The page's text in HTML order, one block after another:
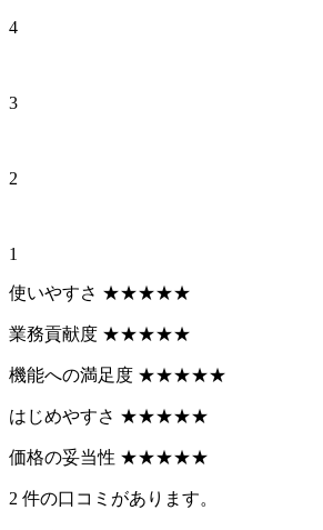
4
3
2
1
使いやすさ ★★★★★
業務貢献度 ★★★★★
機能への満足度 ★★★★★
はじめやすさ ★★★★★
価格の妥当性 ★★★★★
2 件の口コミがあります。